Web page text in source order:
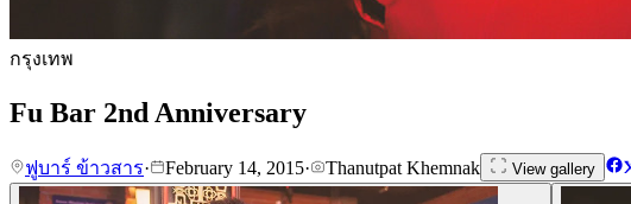
กรุงเทพ
Fu Bar 2nd Anniversary
ฟูบาร์ ข้าวสาร· February 14, 2015· Thanutpat Khemnak View gallery